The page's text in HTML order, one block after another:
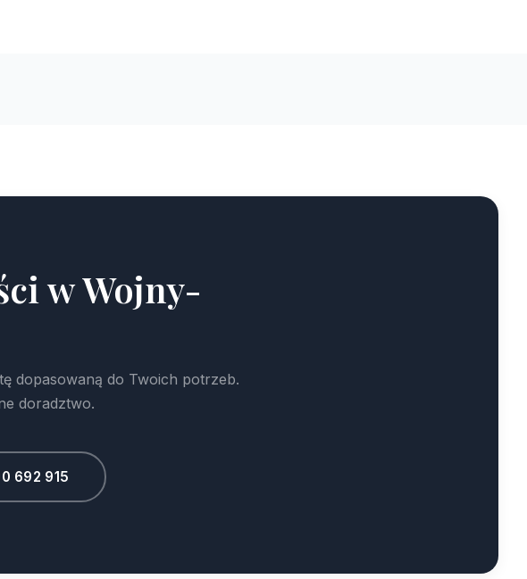
w Wojny-
dopasowaną do Twoich potrzeb.
doradztwo.
692 915